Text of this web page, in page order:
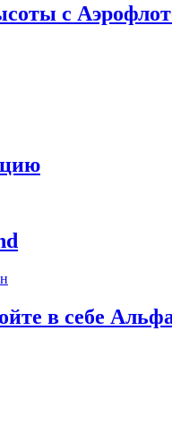
с
в себе